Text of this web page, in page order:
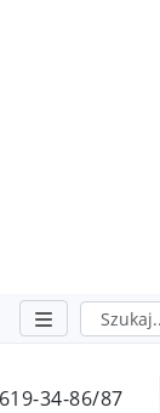
Szukaj
34-86/87